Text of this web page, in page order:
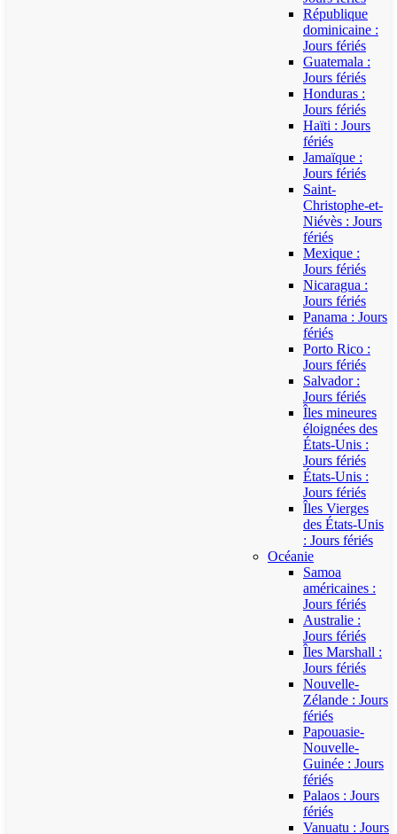
République
dominicaine :
Jours fériés
Guatemala :
Jours fériés
Honduras :
Jours fériés
Haïti : Jours
fériés
Jamaïque :
Jours fériés
Saint-
Christophe-et-
Niévès : Jours
fériés
Mexique :
Jours fériés
Nicaragua :
Jours fériés
Panama : Jours
fériés
Porto Rico :
Jours fériés
Salvador :
Jours fériés
Îles mineures
éloignées des
États-Unis :
Jours fériés
États-Unis :
Jours fériés
Îles Vierges
des États-Unis
: Jours fériés
Océanie
Samoa
américaines :
Jours fériés
Australie :
Jours fériés
Îles Marshall :
Jours fériés
Nouvelle-
Zélande : Jours
fériés
Papouasie-
Nouvelle-
Guinée : Jours
fériés
Palaos : Jours
fériés
Vanuatu : Jours